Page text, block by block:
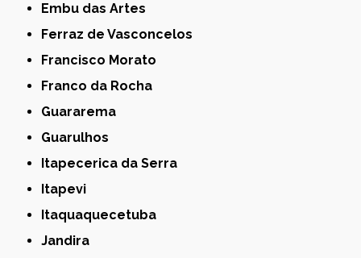
Embu das Artes
Ferraz de Vasconcelos
Francisco Morato
Franco da Rocha
Guararema
Guarulhos
Itapecerica da Serra
Itapevi
Itaquaquecetuba
Jandira